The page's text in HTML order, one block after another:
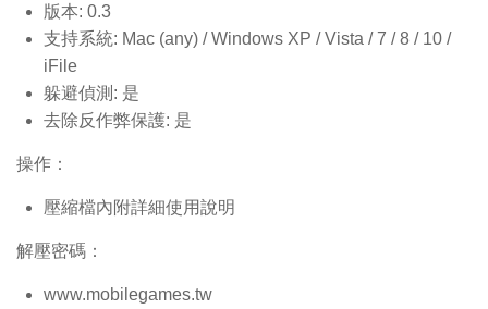
版本: 0.3
支持系統: Mac (any) / Windows XP / Vista / 7 / 8 / 10 /
iFile
躲避偵測: 是
去除反作弊保護: 是
操作：
壓縮檔內附詳細使用說明
解壓密碼：
www.mobilegames.tw